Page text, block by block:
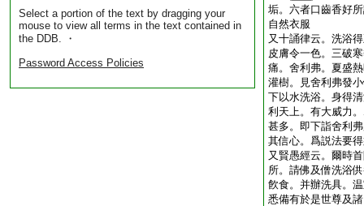
Select a portion of the text by dragging your
mouse to view all terms in the text contained in
the DDB. ・
Password Access Policies
垢。六者口齒香好
自然衣服
又十誦律云。洗浴
皮膚令一色。三破
痛。舍利弗。夏盛
灌樹。見舍利弗發
下以水洗浴。身得
利天上。有大威力
甚多。即下詣舍利
其信心。爲説法要
又賢愚經云。爾時
所。請佛及僧洗浴
飮食。并辦洗具。
悉備有於是世尊及